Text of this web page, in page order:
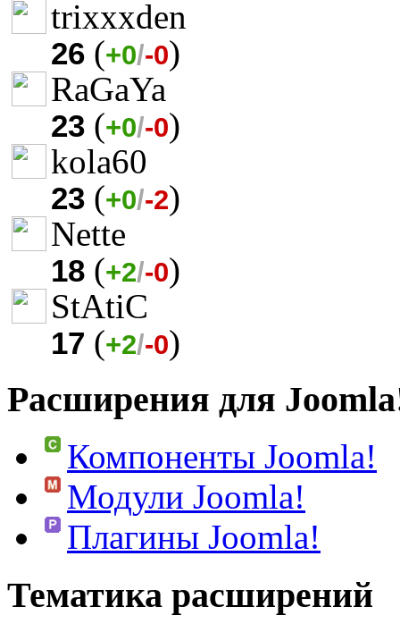
trixxxden
26 (+0/-0)
RaGaYa
23 (+0/-0)
kola60
23 (+0/-2)
Nette
18 (+2/-0)
StAtiC
17 (+2/-0)
Расширения для
Компоненты Joomla!
Модули Joomla!
Плагины Joomla!
Тематика расширений